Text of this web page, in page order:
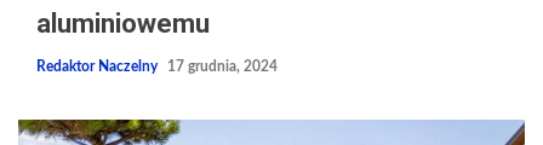
aluminiowemu
Redaktor Naczelny 17 grudnia, 2024